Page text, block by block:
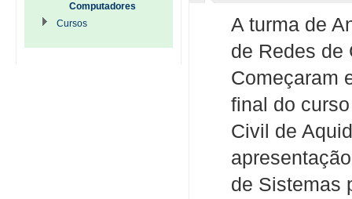
A turma de
de Redes de
Começaram
final do
Civil de
de Sistemas
Computadores
Cursos